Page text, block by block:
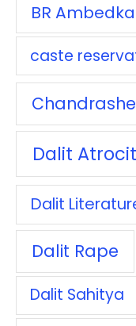
BR
caste
Dalit
Dalit
Dalit Rape
Dalit Sahitya